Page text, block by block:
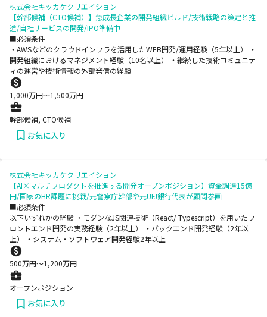
株式会社キッカケクリエイション
【幹部候補（CTO候補）】急成長企業の開発組織ビルド/技術戦略の策定と推
進/自社サービスの開発/IPO準備中
■必須条件
・AWSなどのクラウドインフラを活用したWEB開発/運用経験（5年以上） ・
開発組織におけるマネジメント経験（10名以上） ・継続した技術コミュニテ
ィの運営や技術情報の外部発信の経験
1,000万円〜1,500万円
幹部候補, CTO候補
お気に入り
株式会社キッカケクリエイション
【AI×マルチプロダクトを推進する開発オープンポジション】資金調達15億
円/国家のHR課題に挑戦/元警察庁幹部や元UFJ銀行代表が顧問参画
■必須条件
以下いずれかの経験 ・モダンなJS関連技術（React/ Typescript）を用いたフ
ロントエンド開発の実務経験（2年以上） ・バックエンド開発経験（2年以
上） ・システム・ソフトウェア開発経験2年以上
500万円〜1,200万円
オープンポジション
お気に入り